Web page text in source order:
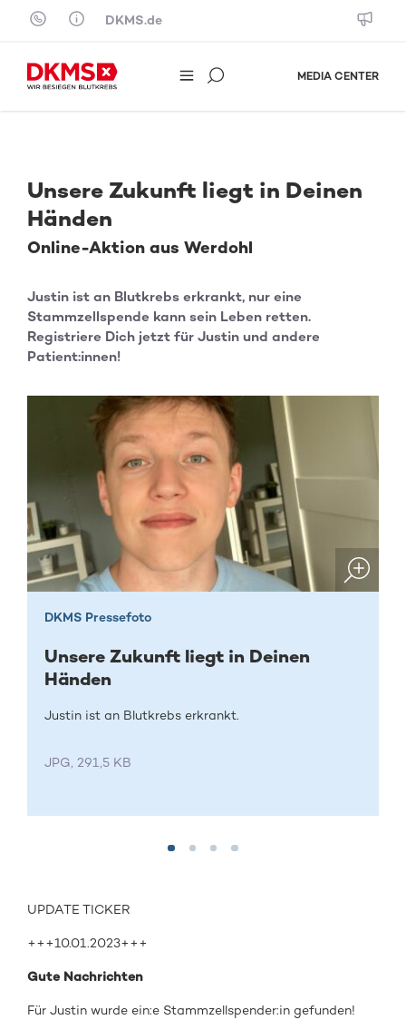
Skip to content
DKMS.de
MEDIA CENTER
Unsere Zukunft liegt in Deinen
Händen
Online-Aktion aus Werdohl
Justin ist an Blutkrebs erkrankt, nur eine
Stammzellspende kann sein Leben retten.
Registriere Dich jetzt für Justin und andere
Patient:innen!
DKMS Pressefoto
Unsere Zukunft liegt in Deinen
Händen
Justin ist an Blutkrebs erkrankt.
JPG, 291,5 KB
UPDATE TICKER
+++10.01.2023+++
Gute Nachrichten
Für Justin wurde ein:e Stammzellspender:in gefunden!